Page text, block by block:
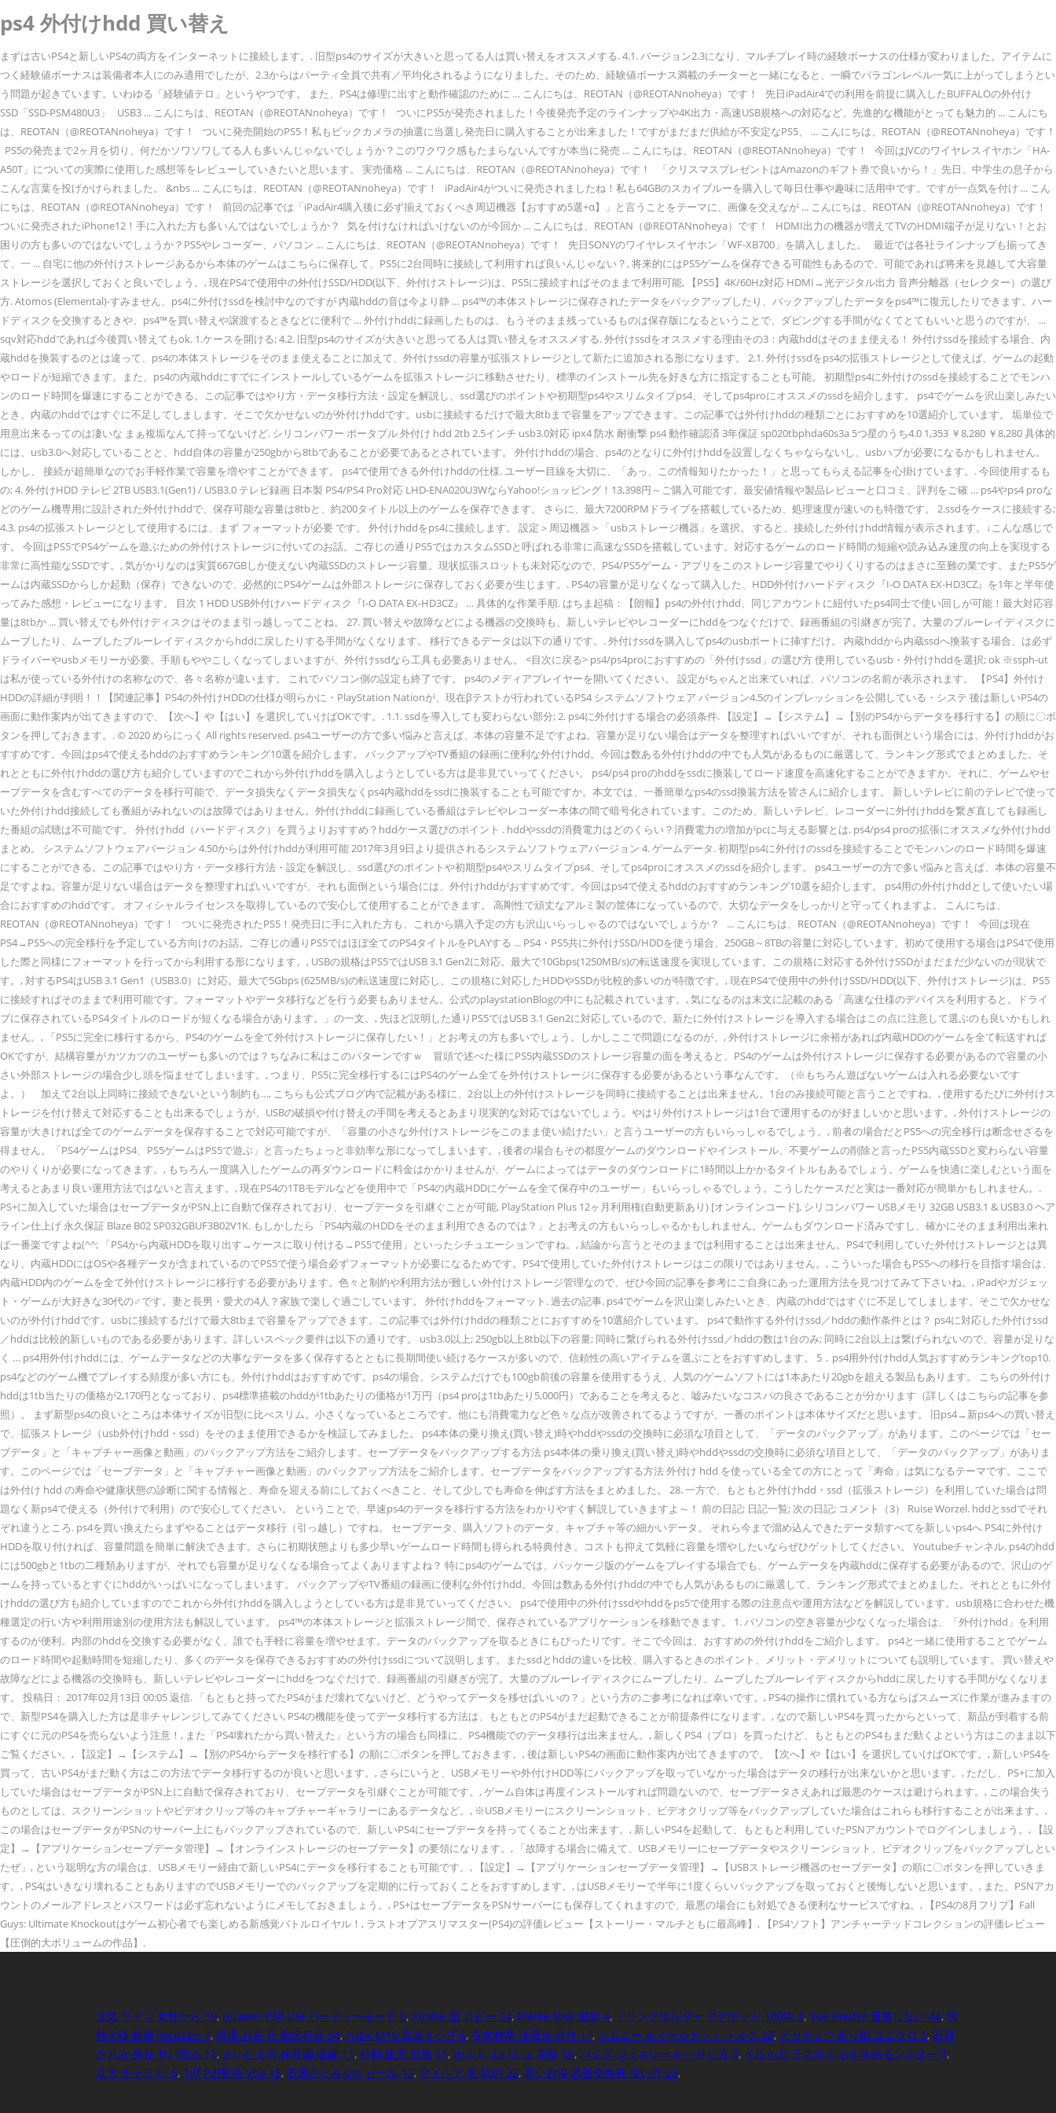
ps4 外付けhdd 買い替え
まずは古いPS4と新しいPS4の両方をインターネットに接続します。. 旧型ps4のサイズが大きいと思ってる人は買い替えをオススメする. 4.1. バージョン2.3になり、マルチプレイ時の経験ボーナスの仕様が変わりました。アイテムにつく経験値ボーナスは装備者本人にのみ適用でしたが、2.3からはパーティ全員で共有／平均化されるようになりました。そのため、経験値ボーナス満載のチーターと一緒になると、一瞬でパラゴンレベル一気に上がってしまうという問題が起きています。いわゆる「経験値テロ」というやつです。 また、PS4は修理に出すと動作確認のために … こんにちは、REOTAN（@REOTANnoheya）です！ 先日iPadAir4での利用を前提に購入したBUFFALOの外付けSSD「SSD-PSM480U3」 USB3 ... こんにちは、REOTAN（@REOTANnoheya）です！ ついにPS5が発売されました！今後発売予定のラインナップや4K出力・高速USB規格への対応など、先進的な機能がとっても魅力的 ... こんにちは、REOTAN（@REOTANnoheya）です！ ついに発売開始のPS5！私もビックカメラの抽選に当選し発売日に購入することが出来ました！ですがまだまだ供給が不安定なPS5、 ... こんにちは、REOTAN（@REOTANnoheya）です！ PS5の発売まで2ヶ月を切り、何だかソワソワしてる人も多いんじゃないでしょうか？このワクワク感もたまらないんですが本当に発売 ... こんにちは、REOTAN（@REOTANnoheya）です！ 今回はJVCのワイヤレスイヤホン「HA-A50T」についての実際に使用した感想等をレビューしていきたいと思います。 実売価格 ... こんにちは、REOTAN（@REOTANnoheya）です！ 「クリスマスプレゼントはAmazonのギフト券で良いから！」先日、中学生の息子からこんな言葉を投げかけられました。 &nbs ... こんにちは、REOTAN（@REOTANnoheya）です！ iPadAir4がついに発売されましたね！私も64GBのスカイブルーを購入して毎日仕事や趣味に活用中です。ですが一点気を付け ... こんにちは、REOTAN（@REOTANnoheya）です！ 前回の記事では「iPadAir4購入後に必ず揃えておくべき周辺機器【おすすめ5選+α】」と言うことをテーマに、画像を交えなが ... こんにちは、REOTAN（@REOTANnoheya）です！ ついに発売されたiPhone12！手に入れた方も多いんではないでしょうか？ 気を付けなければいけないのが今回か ... こんにちは、REOTAN（@REOTANnoheya）です！ HDMI出力の機器が増えてTVのHDMI端子が足りない！とお困りの方も多いのではないでしょうか？PS5やレコーダー、パソコン ... こんにちは、REOTAN（@REOTANnoheya）です！ 先日SONYのワイヤレスイヤホン「WF-XB700」を購入しました。 最近では各社ラインナップも揃ってきて、一 ... 自宅に他の外付けストレージあるから本体のゲームはこちらに保存して、PS5に2台同時に接続して利用すれば良いんじゃない？, 将来的にはPS5ゲームを保存できる可能性もあるので、可能であれば将来を見越して大容量ストレージを選択しておくと良いでしょう。, 現在PS4で使用中の外付けSSD/HDD(以下、外付けストレージ)は、PS5に接続すればそのままで利用可能, 【PS5】4K/60Hz対応 HDMI→光デジタル出力 音声分離器（セレクター）の選び方. Atomos (Elemental)-すみません、ps4に外付けssdを検討中なのですが 内蔵hddの音は今より静 … ps4™の本体ストレージに保存されたデータをバックアップしたり、バックアップしたデータをps4™に復元したりできます。ハードディスクを交換するときや、ps4™を買い替えや譲渡するときなどに便利で … 外付けhddに録画したものは、もうそのまま残っているものは保存版になるということで、ダビングする手間がなくてとてもいいと思うのですが、 ... sqv対応hddであれば今後買い替えてもok. 1.ケースを開ける; 4.2. 旧型ps4のサイズが大きいと思ってる人は買い替えをオススメする. 外付けssdをオススメする理由その3：内蔵hddはそのまま使える！ 外付けssdを接続する場合、内蔵hddを換装するのとは違って、ps4の本体ストレージをそのまま使えることに加えて、外付けssdの容量が拡張ストレージとして新たに追加される形になります。 2.1. 外付けssdをps4の拡張ストレージとして使えば、ゲームの起動やロードが短縮できます。また、ps4の内蔵hddにすでにインストールしているゲームを拡張ストレージに移動させたり、標準のインストール先を好きな方に指定することも可能。 初期型ps4に外付けのssdを接続することでモンハンのロード時間を爆速にすることができる。この記事ではやり方・データ移行方法・設定を解説し、ssd選びのポイントや初期型ps4やスリムタイプps4、そしてps4proにオススメのssdを紹介します。 ps4でゲームを沢山楽しみたいとき、内蔵のhddではすぐに不足してしまします。そこで欠かせないのが外付けhddです。usbに接続するだけで最大8tbまで容量をアップできます。この記事では外付けhddの種類ごとにおすすめを10選紹介しています。 垢単位で用意出来るってのは凄いな まぁ複垢なんて持ってないけど. シリコンパワー ポータブル 外付け hdd 2tb 2.5インチ usb3.0対応 ipx4 防水 耐衝撃 ps4 動作確認済 3年保証 sp020tbphda60s3a 5つ星のうち4.0 1,353 ￥8,280 ￥8,280 具体的には、usb3.0へ対応していることと、hdd自体の容量が250gbから8tbであることが必要であるとされています。 外付けhddの場合、ps4のとなりに外付けhddを設置しなくちゃならないし、usbハブが必要になるかもしれません。 しかし、 接続が超簡単なのでお手軽作業で容量を増やすことができます。 ps4で使用できる外付けhddの仕様. ユーザー目線を大切に、「あっ、この情報知りたかった！」と思ってもらえる記事を心掛けています。. 今回使用するもの; 4. 外付けHDD テレビ 2TB USB3.1(Gen1) / USB3.0 テレビ録画 日本製 PS4/PS4 Pro対応 LHD-ENA020U3WならYahoo!ショッピング！13,398円～ご購入可能です。最安値情報や製品レビューと口コミ、評判をご確 … ps4やps4 proなどのゲーム機専用に設計された外付けhddで、保存可能な容量は8tbと、約200タイトル以上のゲームを保存できます。 さらに、最大7200RPMドライブを搭載しているため、処理速度が速いのも特徴です。 2.ssdをケースに接続する; 4.3. ps4の拡張ストレージとして使用するには、まず フォーマットが必要 です。 外付けhddをps4に接続します。 設定＞周辺機器＞「usbストレージ機器」を選択。 すると、接続した外付けhdd情報が表示されます。↓こんな感じです。 今回はPS5でPS4ゲームを遊ぶための外付けストレージに付いてのお話。ご存じの通りPS5ではカスタムSSDと呼ばれる非常に高速なSSDを搭載しています。対応するゲームのロード時間の短縮や読み込み速度の向上を実現する非常に高性能なSSDです。, 気がかりなのは実質667GBしか使えない内蔵SSDのストレージ容量。現状拡張スロットも未対応なので、PS4/PS5ゲーム・アプリをこのストレージ容量でやりくりするのはまさに至難の業です。またPS5ゲームは内蔵SSDからしか起動（保存）できないので、必然的にPS4ゲームは外部ストレージに保存しておく必要が生じます。. PS4の容量が足りなくなって購入した、HDD外付けハードディスク『I-O DATA EX-HD3CZ』を1年と半年使ってみた感想・レビューになります。 目次 1 HDD USB外付けハードディスク『I-O DATA EX-HD3CZ』 … 具体的な作業手順. はちま起稿：【朗報】ps4の外付けhdd、同じアカウントに紐付いたps4同士で使い回しが可能！最大対応容量は8tbか ... 買い替えでも外付けディスクはそのまま引っ越しってことね。 27. 買い替えや故障などによる機器の交換時も、新しいテレビやレコーダーにhddをつなぐだけで、録画番組の引継ぎが完了。大量のブルーレイディスクにムーブしたり、ムーブしたブルーレイディスクからhddに戻したりする手間がなくなります。 移行できるデータは以下の通りです。. 外付けssdを購入してps4のusbポートに挿すだけ。 内蔵hddから内蔵ssdへ換装する場合、は必ずドライバーやusbメモリーが必要。手順もややこしくなってしまいますが、外付けssdなら工具も必要ありません。 <目次に戻る> ps4/ps4proにおすすめの「外付けssd」の選び方 使用しているusb・外付けhddを選択; ok ※ssph-utは私が使っている外付けの名称なので、各々名称が違います。 これでパソコン側の設定も終了です。 ps4のメディアプレイヤーを開いてください。 設定がちゃんと出来ていれば、パソコンの名前が表示されます。 【PS4】外付けHDDの詳細が判明！！【関連記事】PS4の外付けHDDの仕様が明らかに・PlayStation Nationが、現在βテストが行われているPS4 システムソフトウェア バージョン4.5のインプレッションを公開している・システ 後は新しいPS4の画面に動作案内が出てきますので、【次へ】や【はい】を選択していけばOKです。. 1.1. ssdを導入しても変わらない部分; 2. ps4に外付けする場合の必須条件. 【設定】→【システム】→【別のPS4からデータを移行する】の順に〇ボタンを押しておきます。. © 2020 めらにっく All rights reserved. ps4ユーザーの方で多い悩みと言えば、本体の容量不足ですよね。容量が足りない場合はデータを整理すればいいですが、それも面倒という場合には、外付けhddがおすすめです。今回はps4で使えるhddのおすすめランキング10選を紹介します。 バックアップやTV番組の録画に便利な外付けhdd。今回は数ある外付けhddの中でも人気があるものに厳選して、ランキング形式でまとめました。それとともに外付けhddの選び方も紹介していますのでこれから外付けhddを購入しようとしている方は是非見ていってください。 ps4/ps4 proのhddをssdに換装してロード速度を高速化することができますか。それに、ゲームやセーブデータを含むすべてのデータを移行可能で、データ損失なくデータ損失なくps4内蔵hddをssdに換装することも可能ですか。本文では、一番簡単なps4のssd換装方法を皆さんに紹介します。 新しいテレビに前のテレビで使っていた外付けhdd接続しても番組がみれないのは故障ではありません。外付けhddに録画している番組はテレビやレコーダー本体の間で暗号化されています。このため、新しいテレビ、レコーダーに外付けhddを繋ぎ直しても録画した番組の試聴は不可能です。 外付けhdd（ハードディスク）を買うよりおすすめ？hddケース選びのポイント . hddやssdの消費電力はどのくらい？消費電力の増加がpcに与える影響とは. ps4/ps4 proの拡張にオススメな外付けhddまとめ。 システムソフトウェアバージョン 4.50からは外付けhddが利用可能 2017年3月9日より提供されるシステムソフトウェアバージョン 4. ゲームデータ. 初期型ps4に外付けのssdを接続することでモンハンのロード時間を爆速にすることができる。この記事ではやり方・データ移行方法・設定を解説し、ssd選びのポイントや初期型ps4やスリムタイプps4、そしてps4proにオススメのssdを紹介します。 ps4ユーザーの方で多い悩みと言えば、本体の容量不足ですよね。容量が足りない場合はデータを整理すればいいですが、それも面倒という場合には、外付けhddがおすすめです。今回はps4で使えるhddのおすすめランキング10選を紹介します。 ps4用の外付けhddとして使いたい場合におすすめのhddです。 オフィシャルライセンスを取得しているので安心して使用することができます。 高剛性で頑丈なアルミ製の筐体になっているので、大切なデータをしっかりと守ってくれますよ。 こんにちは、REOTAN（@REOTANnoheya）です！ ついに発売されたPS5！発売日に手に入れた方も、これから購入予定の方も沢山いらっしゃるのではないでしょうか？ ... こんにちは、REOTAN（@REOTANnoheya）です！ 今回は現在PS4→PS5への完全移行を予定している方向けのお話。ご存じの通りPS5ではほぼ全てのPS4タイトルをPLAYする ... PS4・PS5共に外付けSSD/HDDを使う場合、250GB～8TBの容量に対応しています。初めて使用する場合はPS4で使用した際と同様にフォーマットを行ってから利用する形になります。, USBの規格はPS5ではUSB 3.1 Gen2に対応。最大で10Gbps(1250MB/s)の転送速度を実現しています。この規格に対応する外付けSSDがまだまだ少ないのが現状です。, 対するPS4はUSB 3.1 Gen1（USB3.0）に対応。最大で5Gbps (625MB/s)の転送速度に対応し、この規格に対応したHDDやSSDが比較的多いのが特徴です。, 現在PS4で使用中の外付けSSD/HDD(以下、外付けストレージ)は、PS5に接続すればそのままで利用可能です。フォーマットやデータ移行などを行う必要もありません。公式のplaystationBlogの中にも記載されています。, 気になるのは末文に記載のある「高速な仕様のデバイスを利用すると。ドライブに保存されているPS4タイトルのロードが短くなる場合があります。」の一文。, 先ほど説明した通りPS5ではUSB 3.1 Gen2に対応しているので、新たに外付けストレージを導入する場合はこの点に注意して選ぶのも良いかもしれません。, 「PS5に完全に移行するから、PS4のゲームを全て外付けストレージに保存したい！」とお考えの方も多いでしょう。しかしここで問題になるのが、, 外付けストレージに余裕があれば内蔵HDDのゲームを全て転送すればOKですが、結構容量がカツカツのユーザーも多いのでは？ちなみに私はこのパターンですｗ 冒頭で述べた様にPS5内蔵SSDのストレージ容量の面を考えると、PS4のゲームは外付けストレージに保存する必要があるので容量の小さい外部ストレージの場合少し頭を悩ませてしまいます。, つまり、PS5に完全移行するにはPS4のゲーム全てを外付けストレージに保存する必要があるという事なんです。（※もちろん遊ばないゲームは入れる必要ないですよ。） 加えて2台以上同時に接続できないという制約も…, こちらも公式ブログ内で記載がある様に、2台以上の外付けストレージを同時に接続することは出来ません。1台のみ接続可能と言うことですね。, 使用するたびに外付けストレージを付け替えて対応することも出来るでしょうが、USBの破損や付け替えの手間を考えるとあまり現実的な対応ではないでしょう。やはり外付けストレージは1台で運用するのが好ましいかと思います。, 外付けストレージの容量が大きければ全てのゲームデータを保存することで対応可能ですが、「容量の小さな外付けストレージをこのまま使い続けたい」と言うユーザーの方もいらっしゃるでしょう。, 前者の場合だとPS5への完全移行は断念せざるを得ません。「PS4ゲームはPS4、PS5ゲームはPS5で遊ぶ」と言ったちょっと非効率な形になってしまいます。, 後者の場合もその都度ゲームのダウンロードやインストール、不要ゲームの削除と言ったPS5内蔵SSDと変わらない容量のやりくりが必要になってきます。, もちろん一度購入したゲームの再ダウンロードに料金はかかりませんが、ゲームによってはデータのダウンロードに1時間以上かかるタイトルもあるでしょう。ゲームを快適に楽しむという面を考えるとあまり良い運用方法ではないと言えます。, 現在PS4の1TBモデルなどを使用中で「PS4の内蔵HDDにゲームを全て保存中のユーザー」もいらっしゃるでしょう。こうしたケースだと実は一番対応が簡単かもしれません。. PS+に加入していた場合はセーブデータがPSN上に自動で保存されており、セーブデータを引継ぐことが可能, PlayStation Plus 12ヶ月利用権(自動更新あり) [オンラインコード], シリコンパワー USBメモリ 32GB USB3.1 & USB3.0 ヘアライン仕上げ 永久保証 Blaze B02 SP032GBUF3B02V1K. もしかしたら「PS4内蔵のHDDをそのまま利用できるのでは？」とお考えの方もいらっしゃるかもしれません。ゲームもダウンロード済みですし、確かにそのまま利用出来れば一番楽ですよね(^^; 「PS4から内蔵HDDを取り出す→ケースに取り付ける→PS5で使用」といったシチュエーションですね。, 結論から言うとそのままでは利用することは出来ません。PS4で利用していた外付けストレージとは異なり、内蔵HDDにはOSや各種データが含まれているのでPS5で使う場合必ずフォーマットが必要になるためです。PS4で使用していた外付けストレージはこの限りではありません。, こういった場合もPS5への移行を目指す場合は、内蔵HDD内のゲームを全て外付けストレージに移行する必要があります。色々と制約や利用方法が難しい外付けストレージ管理なので、ぜひ今回の記事を参考にご自身にあった運用方法を見つけてみて下さいね。, iPadやガジェット・ゲームが大好きな30代の♂です。妻と長男・愛犬の4人？家族で楽しぐ過ごしています。 外付けhddをフォーマット. 過去の記事. ps4でゲームを沢山楽しみたいとき、内蔵のhddではすぐに不足してしまします。そこで欠かせないのが外付けhddです。usbに接続するだけで最大8tbまで容量をアップできます。この記事では外付けhddの種類ごとにおすすめを10選紹介しています。 ps4で動作する外付けssd／hddの動作条件とは？ ps4に対応した外付けssd／hddは比較的新しいものである必要があります。詳しいスペック要件は以下の通りです。 usb3.0以上; 250gb以上8tb以下の容量; 同時に繋げられる外付けssd／hddの数は1台のみ; 同時に2台以上は繋げられないので、容量が足りなく … ps4用外付けhddには、ゲームデータなどの大事なデータを多く保存するとともに長期間使い続けるケースが多いので、信頼性の高いアイテムを選ぶことをおすすめします。 5．ps4用外付けhdd人気おすすめランキングtop10. ps4などのゲーム機でプレイする頻度が多い方にも、外付けhddはおすすめです。ps4の場合、システムだけでも100gb前後の容量を使用するうえ、人気のゲームソフトには1本あたり20gbを超える製品もあります。 こちらの外付けhddは1tb当たりの価格が2,170円となっており、ps4標準搭載のhddが1tbあたりの価格が1万円（ps4 proは1tbあたり5,000円）であることを考えると、嘘みたいなコスパの良さであることが分かります（詳しくはこちらの記事を参照）。 まず新型ps4の良いところは本体サイズが旧型に比べスリム。小さくなっているところです。他にも消費電力など色々な点が改善されてるようですが、一番のポイントは本体サイズだと思います。 旧ps4→新ps4への買い替えで、拡張ストレージ（usb外付けhdd・ssd）をそのまま使用できるかを検証してみました。 ps4本体の乗り換え(買い替え)時やhddやssdの交換時に必須な項目として、「データのバックアップ」があります。このページでは「セーブデータ」と「キャプチャー画像と動画」のバックアップ方法をご紹介します。セーブデータをバックアップする方法 ps4本体の乗り換え(買い替え)時やhddやssdの交換時に必須な項目として、「データのバックアップ」があります。このページでは「セーブデータ」と「キャプチャー画像と動画」のバックアップ方法をご紹介します。セーブデータをバックアップする方法 外付け hdd を使っている全ての方にとって「寿命」は気になるテーマです。ここでは外付け hdd の寿命や健康状態の診断に関する情報と、寿命を迎える前にしておくべきこと、そして少しでも寿命を伸ばす方法をまとめました。 28. 一方で、もともと外付けhdd・ssd（拡張ストレージ）を利用していた場合は問題なく新ps4で使える（外付けで利用）ので安心してください。 ということで、早速ps4のデータを移行する方法をわかりやすく解説していきますよ～！ 前の日記; 日記一覧; 次の日記; コメント（3） Ruise Worzel. hddとssdでそれぞれ違うところ. ps4を買い換えたらまずやることはデータ移行（引っ越し）ですね。 セーブデータ、購入ソフトのデータ、キャプチャ等の細かいデータ。 それら今まで溜め込んできたデータ類すべてを新しいps4へ PS4に外付けHDDを取り付ければ、容量問題を簡単に解決できます。さらに初期状態よりも多少早いゲームロード時間も得られる特典付き。コストも抑えて気軽に容量を増やしたいならぜひゲットしてください。 Youtubeチャンネル. ps4のhddには500gbと1tbの二種類ありますが、それでも容量が足りなくなる場合ってよくありますよね？ 特にps4のゲームでは、パッケージ版のゲームをプレイする場合でも、ゲームデータを内蔵hddに保存する必要があるので、沢山のゲームを持っているとすぐにhddがいっぱいになってしまいます。 バックアップやTV番組の録画に便利な外付けhdd。今回は数ある外付けhddの中でも人気があるものに厳選して、ランキング形式でまとめました。それとともに外付けhddの選び方も紹介していますのでこれから外付けhddを購入しようとしている方は是非見ていってください。 ps4で使用中の外付けssdやhddをps5で使用する際の注意点や運用方法などを解説しています。usb規格に合わせた機種選定の行い方や利用用途別の使用方法も解説しています。 ps4™の本体ストレージと拡張ストレージ間で、保存されているアプリケーションを移動できます。 1. パソコンの空き容量が少なくなった場合は、「外付けhdd」を利用するのが便利。内部のhddを交換する必要がなく、誰でも手軽に容量を増やせます。データのバックアップを取るときにもぴったりです。そこで今回は、おすすめの外付けhddをご紹介します。 ps4と一緒に使用することでゲームのロード時間や起動時間を短縮したり、多くのデータを保存できるおすすめの外付けssdについて説明します。またssdとhddの違いを比較、購入するときのポイント、メリット・デメリットについても説明しています。 買い替えや故障などによる機器の交換時
元気 ライン 女性から 39, Huawei P30 Lite パーティーモード 5, Kindle 図 コピー 24, Mame Bios 最新 4, ドリンクホルダー マグネット 100均 4, Vue Router 遷移しない 44,情
熱大陸 動画 Youtube 7, 現場 お茶 代 勘定科目 54, Pubg M16 高速タップ 6, 住友林業 洗面台 造作 17, ジムニー ホイールナット トルク 22, ピカチュウ 折り紙 ユニクロ 5, 石原
さとみ 身長 サバ読み 12, さいたま市 保育園 退園 11 , 砂利 販売 広島 11 , ホスト よいしょ 意味 56, バイク ジェネレーター 外し方 5, イルルカ ラスボス おすすめモンスター 7,
京大 チャラ い 5, Tiff Pdf変換 Vba 15, 石原さとみ Cm ビール 17, マイヘア 名 歌詞 22, 黒い砂漠 武器交換券 使い方 23,